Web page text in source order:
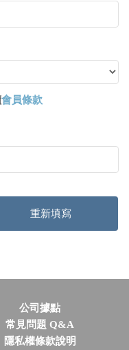
會員條款
公司據點
常見問題 Q&A
隱私權條款說明